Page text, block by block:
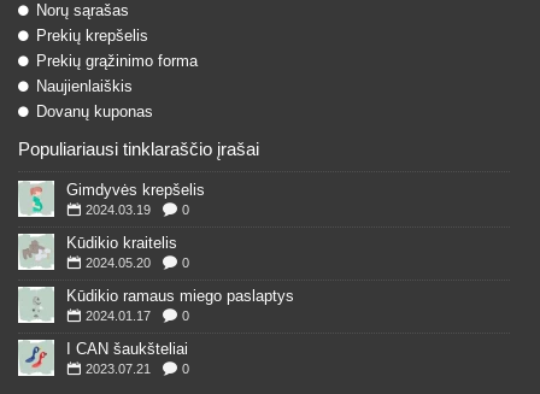
Norų sąrašas
Prekių krepšelis
Prekių grąžinimo forma
Naujienlaiškis
Dovanų kuponas
Populiariausi tinklaraščio įrašai
Gimdyvės krepšelis
2024.03.19 0
Kūdikio kraitelis
2024.05.20 0
Kūdikio ramaus miego paslaptys
2024.01.17 0
I CAN šaukšteliai
2023.07.21 0